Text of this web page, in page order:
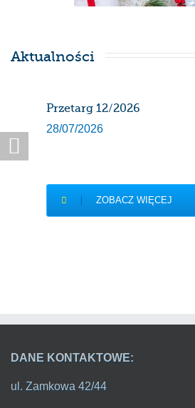
Aktualności
Przetarg 12/2026
28/07/2026
ZOBACZ WIĘCEJ
DANE KONTAKTOWE:
ul. Zamkowa 42/44